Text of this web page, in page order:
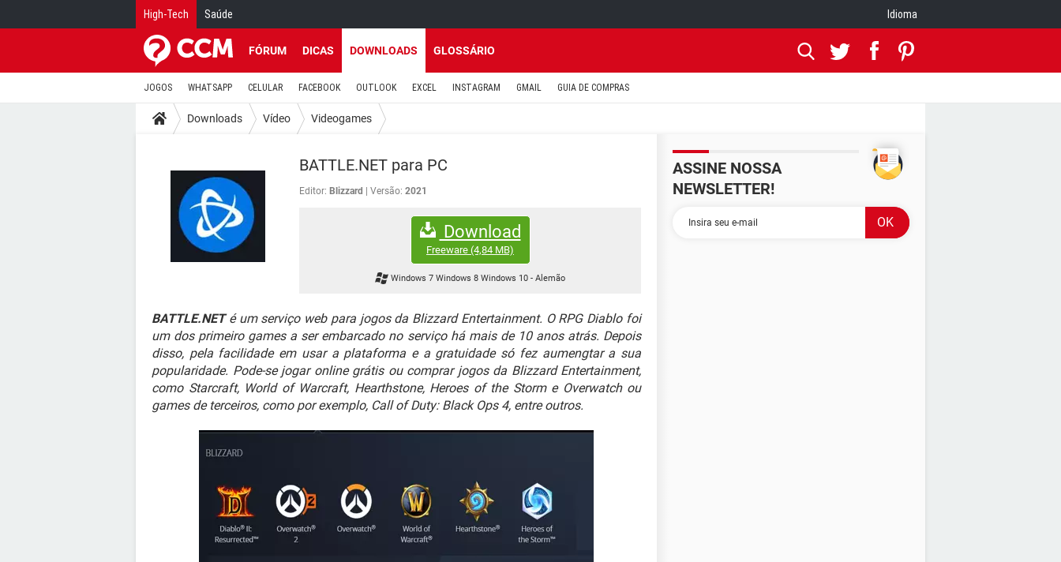
High-Tech Saúde Idioma
FÓRUM DICAS DOWNLOADS GLOSSÁRIO
JOGOS WHATSAPP CELULAR FACEBOOK OUTLOOK EXCEL INSTAGRAM GMAIL GUIA DE COMPRAS
Downloads Vídeo Videogames
BATTLE.NET para PC
Editor: Blizzard Versão: 2021
Download
Freeware (4,84 MB)
Windows 7 Windows 8 Windows 10-Alemão
BATTLE.NETé um serviço web para jogos da Blizzard Entertainment. O RPG Diablo foi
um dos primeiro games a ser embarcado no serviço há mais de 10 anos atrás. Depois
disso, pela facilidade em usar a plataforma e a gratuidade só fez aumengtar a sua
popularidade. Pode-se jogar online grátis ou comprar jogos da Blizzard Entertainment,
como Starcraft, World of Warcraft, Hearthstone, Heroes of the Storm e Overwatch ou
games de terceiros, como por exemplo, Call of Duty: Black Ops 4, entre outros.
ASSINE NOSSA
NEWSLETTER!